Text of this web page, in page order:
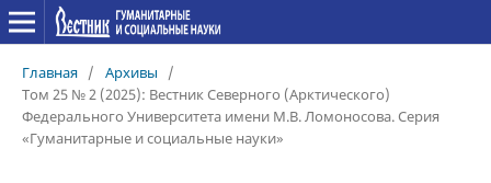
Главная / Архивы
/
Том 25 № 2 (2025): Вестник Северного (Арктического)
Федерального Университета имени М.В. Ломоносова. Серия
«Гуманитарные и социальные науки»